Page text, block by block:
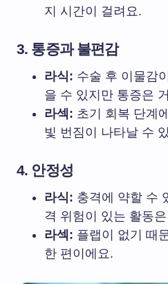
지 시간이 걸려요.
3. 통증과 불편감
라식: 수술 후 이물감
을 수 있지만 통증은
라섹: 초기 회복 단계
빛 번짐이 나타날 수
4. 안정성
라식: 충격에 약할 수
격 위험이 있는 활동
라섹: 플랩이 없기 때
한 편이에요.